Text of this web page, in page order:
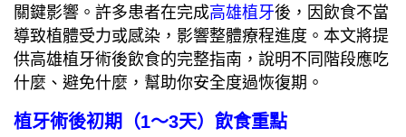
關鍵影響。許多患者在完成高雄植牙後，因飲食不當
導致植體受力或感染，影響整體療程進度。本文將提
供高雄植牙術後飲食的完整指南，說明不同階段應吃
什麼、避免什麼，幫助你安全度過恢復期。
植牙術後初期（1～3天）飲食重點